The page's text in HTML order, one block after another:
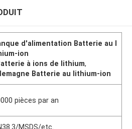
d'alimentation Batterie au l
ion
à ions de lithium,
Batterie au lithium-ion
pièces par an
MSDS/etc.